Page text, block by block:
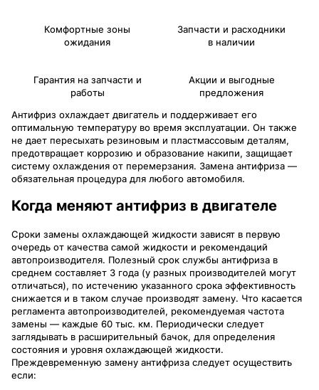
Комфортные зоны
ожидания
Запчасти и расходники
в наличии
Гарантия на запчасти и
работы
Акции и выгодные
предложения
Антифриз охлаждает двигатель и поддерживает его
оптимальную температуру во время эксплуатации. Он также
не дает пересыхать резиновым и пластмассовым деталям,
предотвращает коррозию и образование накипи, защищает
систему охлаждения от перемерзания. Замена антифриза —
обязательная процедура для любого автомобиля.
Когда меняют антифриз в двигателе
Сроки замены охлаждающей жидкости зависят в первую
очередь от качества самой жидкости и рекомендаций
автопроизводителя. Полезный срок службы антифриза в
среднем составляет 3 года (у разных производителей могут
отличаться), по истечению указанного срока эффективность
снижается и в таком случае производят замену. Что касается
регламента автопроизводителей, рекомендуемая частота
замены — каждые 60 тыс. км. Периодически следует
заглядывать в расширительный бачок, для определения
состояния и уровня охлаждающей жидкости.
Преждевременную замену антифриза следует осуществить
если: